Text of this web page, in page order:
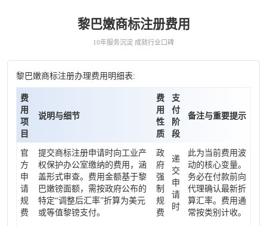
黎巴嫩商标注册费用
10年服务沉淀 成就行业口碑
黎巴嫩商标注册办理费用明细表:
费
用
项
目
说明与细节
费
用
性
质
支
付
阶
段
备注与重要提示
官
方
申
请
规
费
提交商标注册申请时向工业产
权保护办公室缴纳的费用，涵
盖形式审查。费用金额基于黎
巴嫩镑面额，需按政府公布的
特定“调整后汇率”折算为美元
或等值黎镑支付。
政
府
强
制
规
费
递
交
申
请
时
此为当前费用波
动的核心变量。
务必在付款前向
代理确认最新折
算汇率。费用通
常按类别计收。